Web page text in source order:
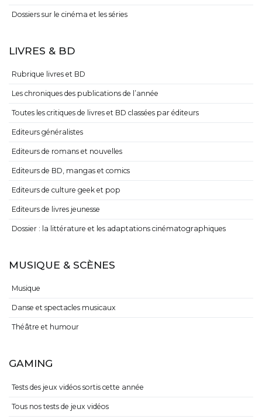
Dossiers sur le cinéma et les séries
LIVRES & BD
Rubrique livres et BD
Les chroniques des publications de l’année
Toutes les critiques de livres et BD classées par éditeurs
Editeurs généralistes
Editeurs de romans et nouvelles
Editeurs de BD, mangas et comics
Editeurs de culture geek et pop
Editeurs de livres jeunesse
Dossier : la littérature et les adaptations cinématographiques
MUSIQUE & SCÈNES
Musique
Danse et spectacles musicaux
Théâtre et humour
GAMING
Tests des jeux vidéos sortis cette année
Tous nos tests de jeux vidéos